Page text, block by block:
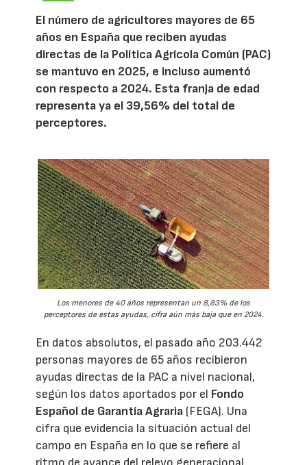
El número de agricultores mayores de 65
años en España que reciben ayudas
directas de la Política Agrícola Común (PAC)
se mantuvo en 2025, e incluso aumentó
con respecto a 2024. Esta franja de edad
representa ya el 39,56% del total de
perceptores.
Los menores de 40 años representan un 8,83% de los
perceptores de estas ayudas, cifra aún más baja que en 2024.
En datos absolutos, el pasado año 203.442
personas mayores de 65 años recibieron
ayudas directas de la PAC a nivel nacional,
según los datos aportados por el Fondo
Español de Garantía Agraria (FEGA). Una
cifra que evidencia la situación actual del
campo en España en lo que se refiere al